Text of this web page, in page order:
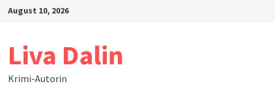
Zum
August 10, 2026
Liva Dalin
Krimi-Autorin